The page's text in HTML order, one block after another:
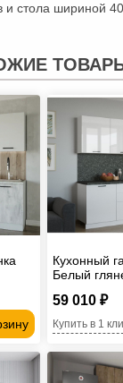
и стола шириной
Кухонный
Белый
59 010 ₽
Купить в 1